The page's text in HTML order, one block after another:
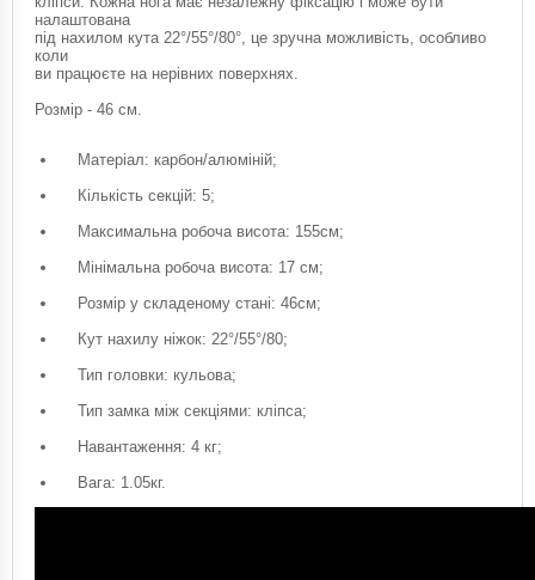
налаштована
під нахилом кута 22°/55°/80°, це зручна можливість, особливо
коли
ви працюєте на нерівних поверхнях.
Розмір - 46 см.
Матеріал: карбон/алюміній;
Кількість секцій: 5;
Максимальна робоча висота: 155см;
Мінімальна робоча висота: 17 см;
Розмір у складеному стані: 46см;
Кут нахилу ніжок: 22°/55°/80;
Тип головки: кульова;
Тип замка між секціями: кліпса;
Навантаження: 4 кг;
Вага: 1.05кг.